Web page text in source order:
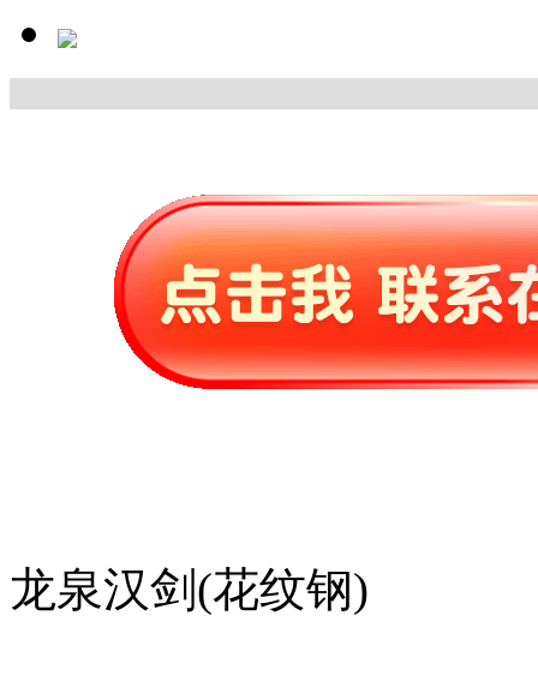
龙泉汉剑(花纹钢)